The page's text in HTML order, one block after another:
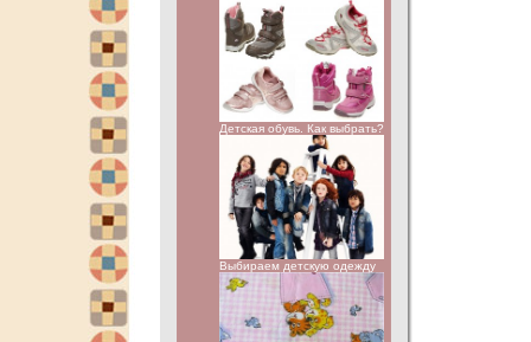
Детская обувь. Как выбрать?
Выбираем детскую одежду